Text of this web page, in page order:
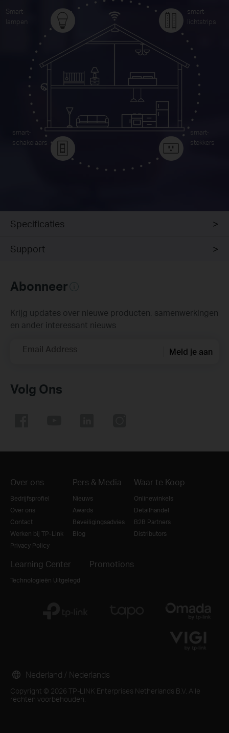
Smart-
lampen
smart-
lichtstrips
smart-
schakelaars
smart-
stekkers
Specificaties
Support
Abonneer
Krijg updates over nieuwe producten, samenwerkingen
en ander interessant nieuws
Email Address Meld je aan
Volg Ons
Over ons
Bedrijfsprofiel
Over ons
Contact
Werken bij TP-Link
Privacy Policy
Pers & Media
Nieuws
Awards
Beveiligingsadvies
Blog
Waar te Koop
Onlinewinkels
Detailhandel
B2B Partners
Distributors
Learning Center
Technologieën Uitgelegd
Promotions
Copyright © 2026 TP-LINK Enterprises Netherlands B.V. Alle
rechten voorbehouden.
Nederland / Nederlands